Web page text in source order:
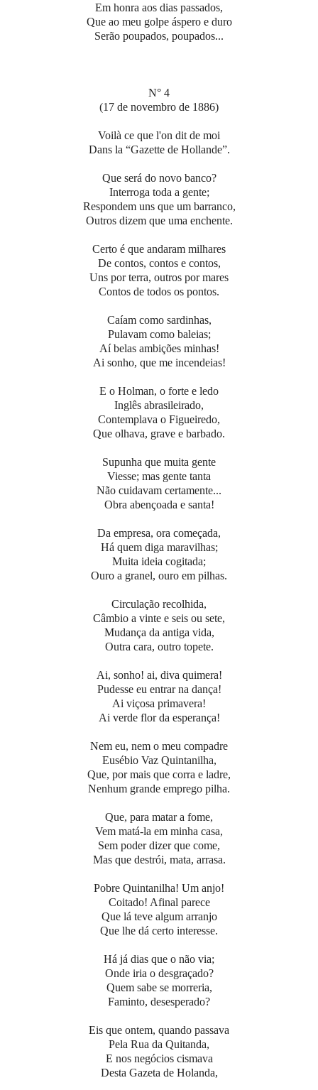
Em honra aos dias passados,
Que ao meu golpe áspero e duro
Serão poupados, poupados...
N° 4
(17 de novembro de 1886)
Voilà ce que l'on dit de moi
Dans la “Gazette de Hollande”.
Que será do novo banco?
Interroga toda a gente;
Respondem uns que um barranco,
Outros dizem que uma enchente.
Certo é que andaram milhares
De contos, contos e contos,
Uns por terra, outros por mares
Contos de todos os pontos.
Caíam como sardinhas,
Pulavam como baleias;
Aí belas ambições minhas!
Ai sonho, que me incendeias!
E o Holman, o forte e ledo
Inglês abrasileirado,
Contemplava o Figueiredo,
Que olhava, grave e barbado.
Supunha que muita gente
Viesse; mas gente tanta
Não cuidavam certamente...
Obra abençoada e santa!
Da empresa, ora começada,
Há quem diga maravilhas;
Muita ideia cogitada;
Ouro a granel, ouro em pilhas.
Circulação recolhida,
Câmbio a vinte e seis ou sete,
Mudança da antiga vida,
Outra cara, outro topete.
Ai, sonho! ai, diva quimera!
Pudesse eu entrar na dança!
Ai viçosa primavera!
Ai verde flor da esperança!
Nem eu, nem o meu compadre
Eusébio Vaz Quintanilha,
Que, por mais que corra e ladre,
Nenhum grande emprego pilha.
Que, para matar a fome,
Vem matá-la em minha casa,
Sem poder dizer que come,
Mas que destrói, mata, arrasa.
Pobre Quintanilha! Um anjo!
Coitado! Afinal parece
Que lá teve algum arranjo
Que lhe dá certo interesse.
Há já dias que o não via;
Onde iria o desgraçado?
Quem sabe se morreria,
Faminto, desesperado?
Eis que ontem, quando passava
Pela Rua da Quitanda,
E nos negócios cismava
Desta Gazeta de Holanda,